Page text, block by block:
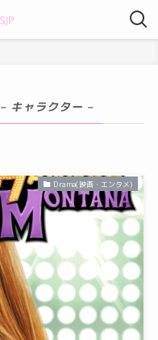
– キャラクター –
Drama(映画・エンタメ)